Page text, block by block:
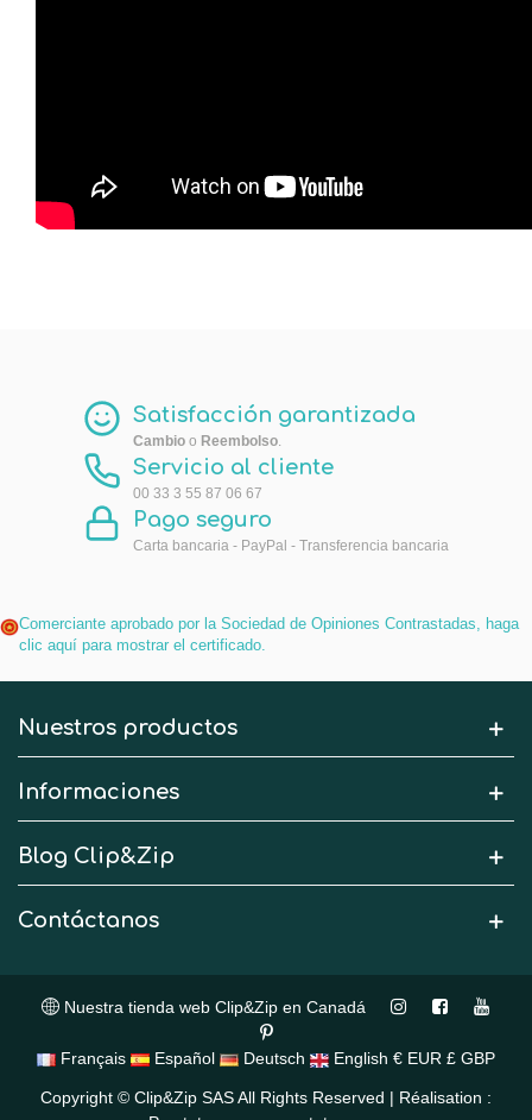
Satisfacción garantizada
Cambio o Reembolso.
Servicio al cliente
00 33 3 55 87 06 67
Pago seguro
Carta bancaria - PayPal - Transferencia bancaria
Comerciante aprobado por la Sociedad de Opiniones Contrastadas, haga
clic aquí para mostrar el certificado.
Nuestros productos
Informaciones
Blog Clip&Zip
Contáctanos
Nuestra tienda web Clip&Zip en Canadá
Français Español Deutsch English € EUR £ GBP
Copyright © Clip&Zip SAS All Rights Reserved | Réalisation :